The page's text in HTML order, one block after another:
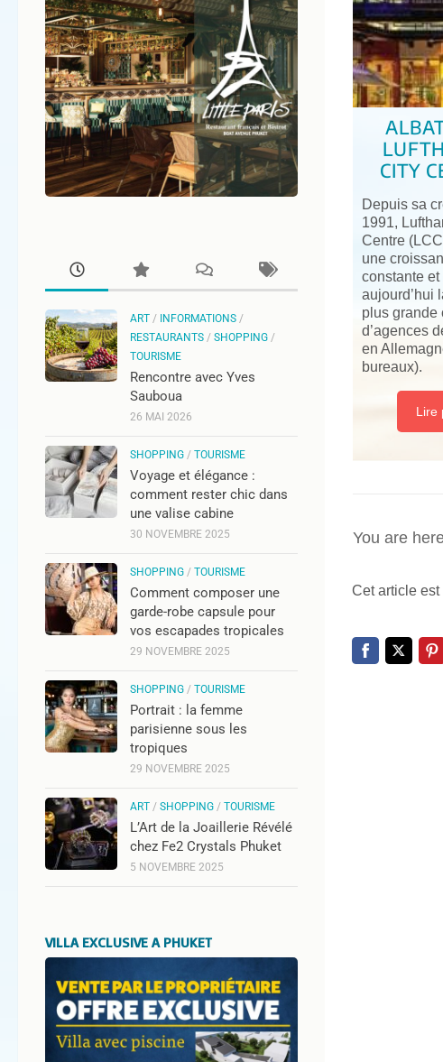
CITY
Depuis sa
1991,
Centre
une
constante et
aujourd’hui
plus grande
d’agences
en
bureaux).
Lire
You are
Cet article
ART / INFORMATIONS /
RESTAURANTS / SHOPPING /
TOURISME
Rencontre avec Yves
Sauboua
26 MAI 2026
SHOPPING / TOURISME
Voyage et élégance :
comment rester chic dans
une valise cabine
30 NOVEMBRE 2025
SHOPPING / TOURISME
Comment composer une
garde-robe capsule pour
vos escapades tropicales
29 NOVEMBRE 2025
SHOPPING / TOURISME
Portrait : la femme
parisienne sous les
tropiques
29 NOVEMBRE 2025
ART / SHOPPING / TOURISME
L’Art de la Joaillerie Révélé
chez Fe2 Crystals Phuket
5 NOVEMBRE 2025
VILLA EXCLUSIVE A PHUKET